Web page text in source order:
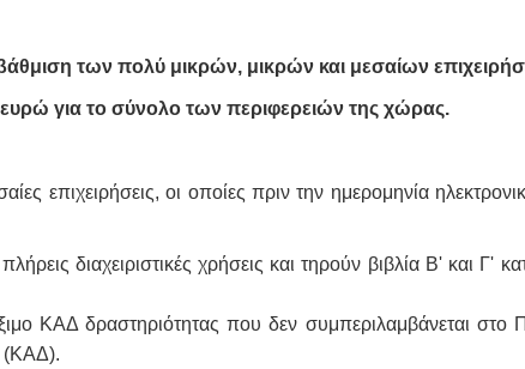
των πολύ μικρών, μικρών και μεσαίων
ευρώ για το σύνολο των περιφερειών της χώρας.
επιχειρήσεις, οι οποίες πριν την ημερομηνία
διαχειριστικές χρήσεις και τηρούν βιβλία Β' και Γ'
ΚΑΔ δραστηριότητας που δεν συμπεριλαμβάνεται